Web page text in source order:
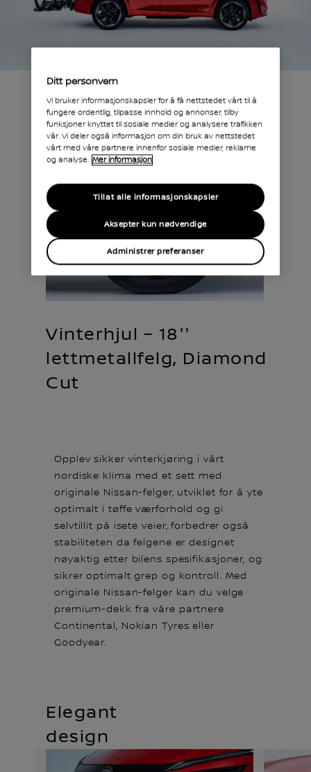
Praktisk og
stilig
Vinterhjul – 18''
lettmetallfelg, Diamond
Cut
Opplev sikker vinterkjøring i vårt
nordiske klima med et sett med
originale Nissan-felger, utviklet for å yte
optimalt i tøffe værforhold og gi
selvtillit på isete veier, forbedrer også
stabiliteten da felgene er designet
nøyaktig etter bilens spesifikasjoner, og
sikrer optimalt grep og kontroll. Med
originale Nissan-felger kan du velge
premium-dekk fra våre partnere
Continental, Nokian Tyres eller
Goodyear.
Elegant
design
Ditt personvern
Vi bruker informasjonskapsler for å få nettstedet vårt til å
fungere ordentlig, tilpasse innhold og annonser, tilby
funksjoner knyttet til sosiale medier og analysere trafikken
vår. Vi deler også informasjon om din bruk av nettstedet
vårt med våre partnere innenfor sosiale medier, reklame
og analyse. Mer informasjon
Administrer preferanser
Aksepter kun nødvendige
Tillat alle informasjonskapsler